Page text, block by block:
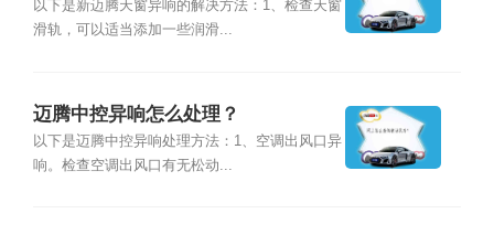
以下是新迈腾天窗异响的解决方法：1、检查天窗
滑轨，可以适当添加一些润滑...
迈腾中控异响怎么处理？
以下是迈腾中控异响处理方法：1、空调出风口异
响。检查空调出风口有无松动...